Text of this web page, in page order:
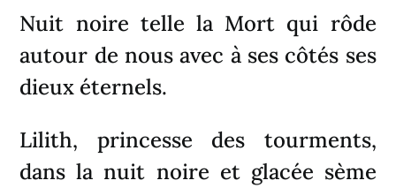
Nuit noire telle la Mort qui rôde
autour de nous avec à ses côtés ses
dieux éternels.
Lilith, princesse des tourments,
dans la nuit noire et glacée sème